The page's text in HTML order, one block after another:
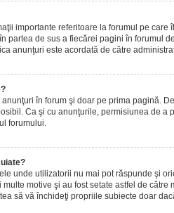
importante referitoare la forumul pe care
partea de sus a fiecărei pagini în forumul
anunţuri este acordată de către
în forum şi doar pe prima pagină.
Ca şi cu anunţurile, permisiunea de a
forumului.
unde utilizatorii nu mai pot răspunde şi
motive şi au fost setate astfel de către
să vă închideţi propriile subiecte doar